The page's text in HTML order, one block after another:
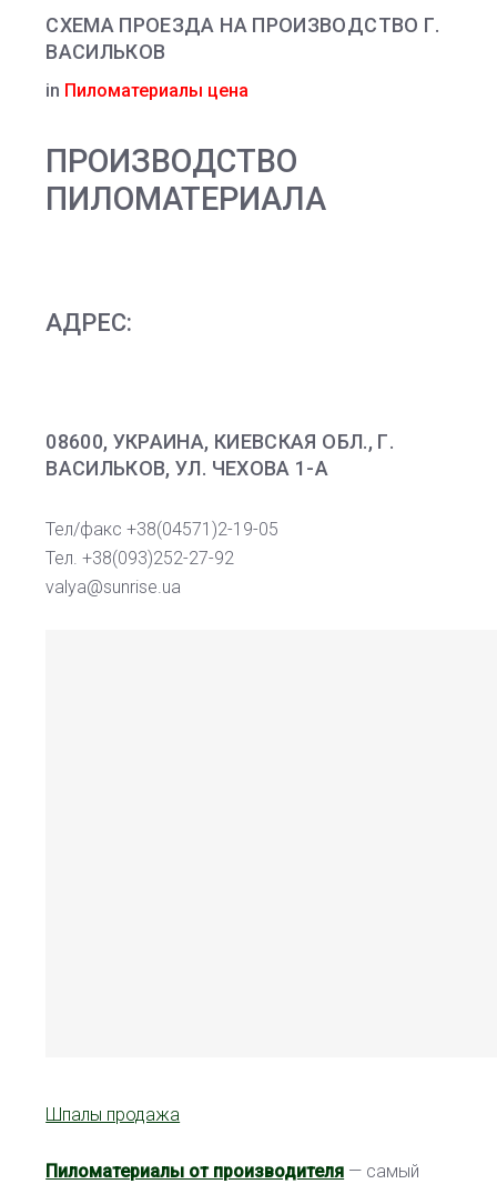
СХЕМА ПРОЕЗДА НА ПРОИЗВОДСТВО Г.
ВАСИЛЬКОВ
in Пиломатериалы цена
ПРОИЗВОДСТВО
ПИЛОМАТЕРИАЛА
АДРЕС:
08600, УКРАИНА, КИЕВСКАЯ ОБЛ., Г.
ВАСИЛЬКОВ, УЛ. ЧЕХОВА 1-А
Тел/факс +38(04571)2-19-05
Тел. +38(093)252-27-92
valya@sunrise.ua
Шпалы продажа
Пиломатериалы от производителя — самый